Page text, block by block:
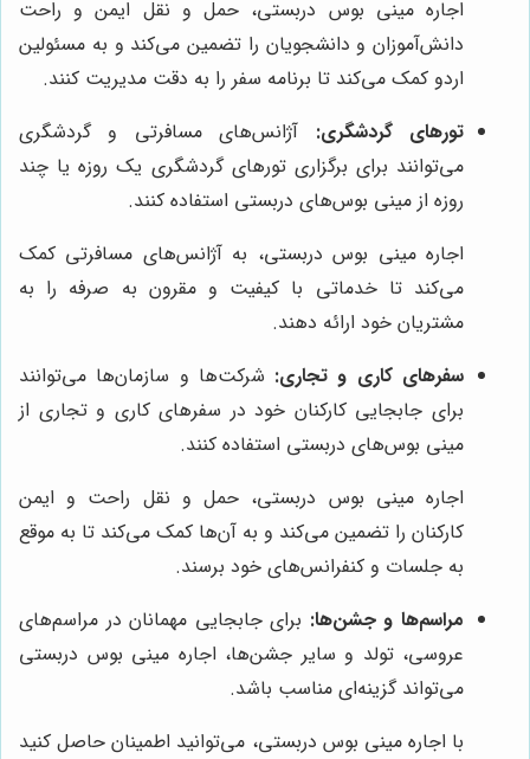
اجاره مینی بوس دربستی، حمل و نقل ایمن و راحت
دانش‌آموزان و دانشجویان را تضمین می‌کند و به مسئولین
اردو کمک می‌کند تا برنامه سفر را به دقت مدیریت کنند.
تورهای گردشگری: آژانس‌های مسافرتی و گردشگری
می‌توانند برای برگزاری تورهای گردشگری یک روزه یا چند
روزه از مینی بوس‌های دربستی استفاده کنند.
اجاره مینی بوس دربستی، به آژانس‌های مسافرتی کمک
می‌کند تا خدماتی با کیفیت و مقرون به صرفه را به
مشتریان خود ارائه دهند.
سفرهای کاری و تجاری: شرکت‌ها و سازمان‌ها می‌توانند
برای جابجایی کارکنان خود در سفرهای کاری و تجاری از
مینی بوس‌های دربستی استفاده کنند.
اجاره مینی بوس دربستی، حمل و نقل راحت و ایمن
کارکنان را تضمین می‌کند و به آن‌ها کمک می‌کند تا به موقع
به جلسات و کنفرانس‌های خود برسند.
مراسم‌ها و جشن‌ها: برای جابجایی مهمانان در مراسم‌های
عروسی، تولد و سایر جشن‌ها، اجاره مینی بوس دربستی
می‌تواند گزینه‌ای مناسب باشد.
با اجاره مینی بوس دربستی، می‌توانید اطمینان حاصل کنید